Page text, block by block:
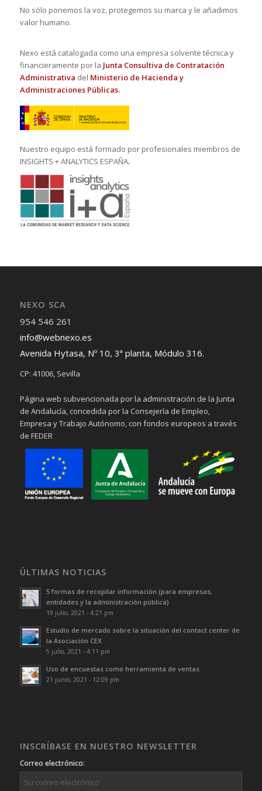
No sólo ponemos la voz, protegemos su marca y le añadimos
valor humano.
Nexo está catalogada como una empresa solvente técnica y
financieramente por la Junta Consultiva de Contratación
Administrativa del Ministerio de Hacienda y
Administraciones Públicas.
Nuestro equipo está formado por profesionales miembros de
INSIGHTS + ANALYTICS ESPAÑA.
NEXO SCA
954 546 261
info@webnexo.es
Avenida Hytasa, Nº 10, 3ª planta, Módulo 316.
CP: 41006, Sevilla
Página web subvencionada por la administración de la Junta
de Andalucía, concedida por la Consejería de Empleo,
Empresa y Trabajo Autónomo, con fondos europeos a través
de FEDER
ÚLTIMAS NOTICIAS
5 formas de recopilar información (para empresas,
entidades y la administración pública)
19 julio, 2021 - 4:21 pm
Estudio de mercado sobre la situación del contact center de
la Asociación CEX
5 julio, 2021 - 4:11 pm
Uso de encuestas como herramienta de ventas
21 junio, 2021 - 12:09 pm
INSCRÍBASE EN NUESTRO NEWSLETTER
Correo electrónico: